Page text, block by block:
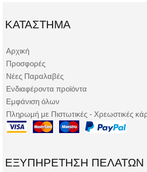
ΚΑΤΆΣΤΗΜΑ
Αρχική
Προσφορές
Νέες Παραλαβές
Ενδιαφέροντα προϊόντα
Εμφάνιση όλων
Πληρωμή με Πιστωτικές - Χρεωστικές
ΕΞΥΠΗΡΈΤΗΣΗ ΠΕΛΑΤΏΝ